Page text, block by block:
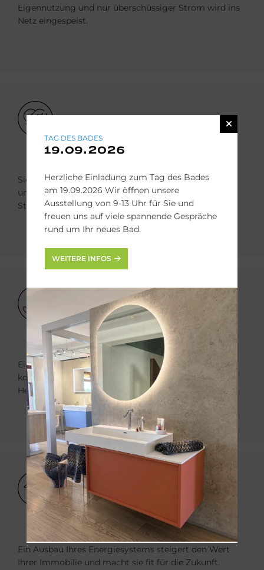
Eigennutzung und nur überschüssiger Strom wird ins
Netz eingespeist.
Bild
Sie erhöht die Unabhängigkeit vom Stromversorger
und mit Batteriespeicher sorgt sie für Sicherheit bei
Stromausfall.
Bild
Eine PV-Anlage lässt sich mit Ihrem Heizsystem
kombinieren und kann Strom in Wärme für die
Heizung umwandeln.
Bild
Ein Ausbau Ihres Energiesystems steigert den Wert
Ihrer Immobilie und macht sie fit für die Zukunft.
TAG DES BADES
19.09.2026
Herzliche Einladung zum Tag des Bades
am 19.09.2026 Wir öffnen unsere
Ausstellung von 9-13 Uhr für Sie und
freuen uns auf viele spannende Gespräche
rund um Ihr neues Bad.
WEITERE INFOS